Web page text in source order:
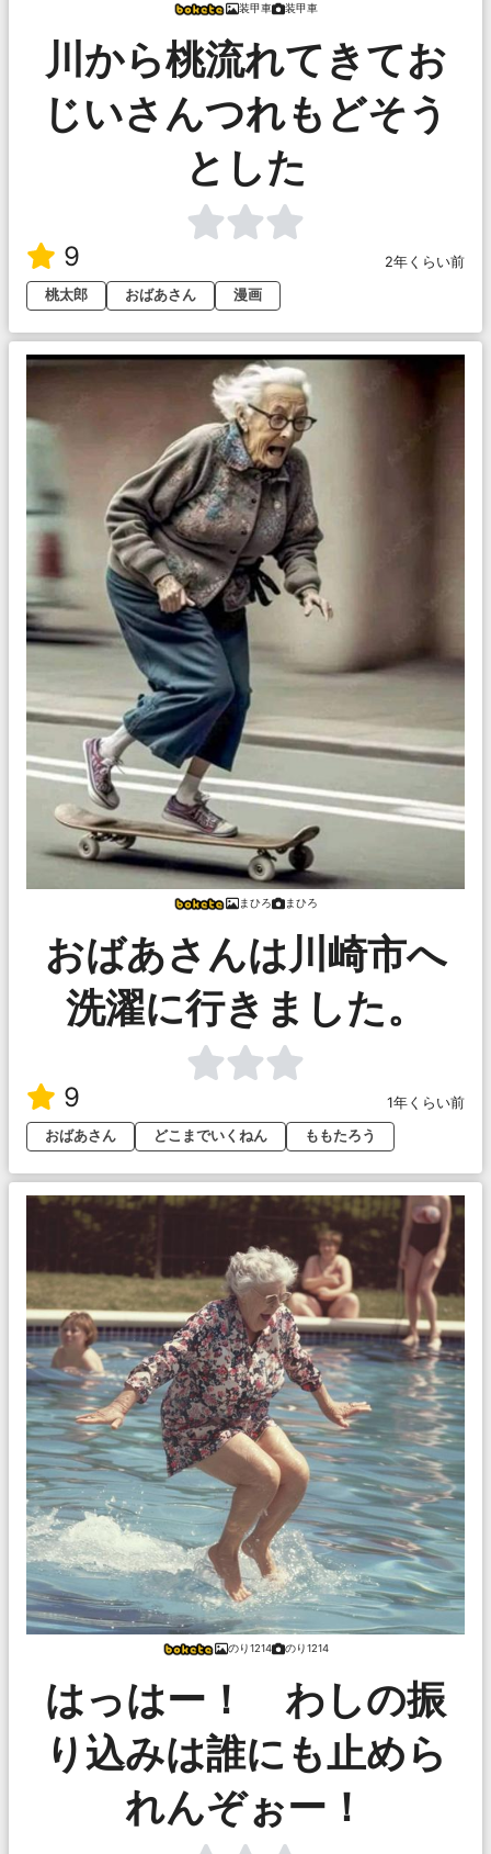
装甲車 装甲車
川から桃流れてきてお
じいさんつれもどそう
とした
9
2年くらい前
桃太郎
おばあさん 漫画
まひろ まひろ
おばあさんは川崎市へ
洗濯に行きました。
9
1年くらい前
おばあさん
どこまでいくねん ももたろう
のり1214 のり1214
はっはー！ わしの振
り込みは誰にも止めら
れんぞぉー！